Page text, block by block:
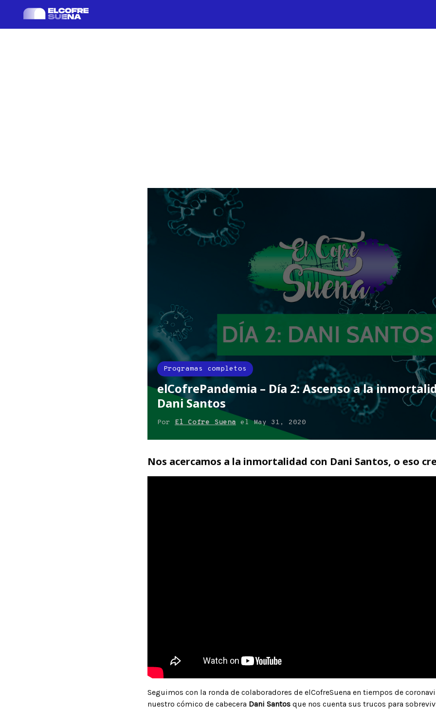
Programas completos
elCofrePandemia – Día 2: Ascenso a la
Dani Santos
Por El Cofre Suena elMay 31, 2020
Nos acercamos a la inmortalidad con Dani Santos, o eso
Seguimos con la ronda de colaboradores de elCofreSuena en tiempos de
nuestro cómico de cabecera Dani Santos que nos cuenta sus trucos para